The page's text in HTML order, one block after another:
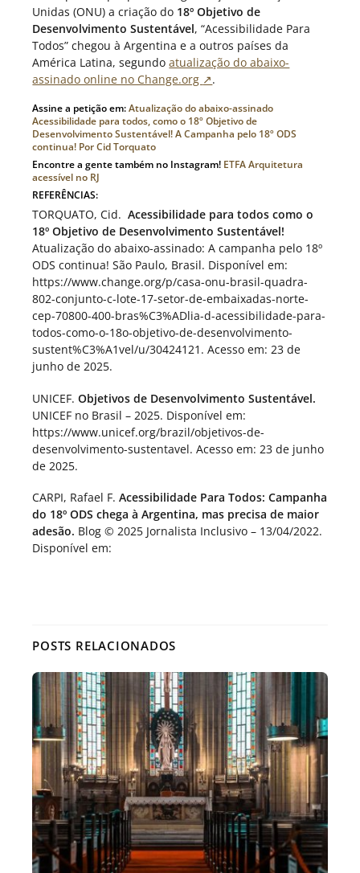
Unidas (ONU) a criação do 18º Objetivo de
Desenvolvimento Sustentável, “Acessibilidade Para
Todos” chegou à Argentina e a outros países da
América Latina, segundoatualização do abaixo-
assinado online no Change.org ↗.
Assine a petição em:Atualização do abaixo-assinado
Acessibilidade para todos, como o 18º Objetivo de
Desenvolvimento Sustentável! A Campanha pelo 18º ODS
continua! Por Cid Torquato
Encontre a gente também no Instagram! ETFA Arquitetura
acessível no RJ
REFERÊNCIAS:
TORQUATO, Cid. Acessibilidade para todos como o
18º Objetivo de Desenvolvimento Sustentável!
Atualização do abaixo-assinado: A campanha pelo 18º
ODS continua! São Paulo, Brasil. Disponível em:
https://www.change.org/p/casa-onu-brasil-quadra-
802-conjunto-c-lote-17-setor-de-embaixadas-norte-
cep-70800-400-bras%C3%ADlia-d-acessibilidade-para-
todos-como-o-18o-objetivo-de-desenvolvimento-
sustent%C3%A1vel/u/30424121. Acesso em: 23 de
junho de 2025.
UNICEF.Objetivos de Desenvolvimento Sustentável.
UNICEF no Brasil – 2025. Disponível em:
https://www.unicef.org/brazil/objetivos-de-
desenvolvimento-sustentavel. Acesso em: 23 de junho
de 2025.
CARPI, Rafael F.Acessibilidade Para Todos: Campanha
do 18º ODS chega à Argentina, mas precisa de maior
adesão. Blog © 2025 Jornalista Inclusivo – 13/04/2022.
Disponível em:
POSTS RELACIONADOS